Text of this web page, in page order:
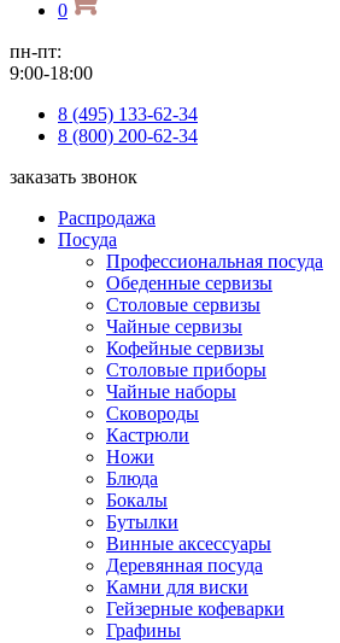
0
пн-пт:
9:00-18:00
8 (495) 133-62-34
8 (800) 200-62-34
заказать звонок
Распродажа
Посуда
Профессиональная посуда
Обеденные сервизы
Столовые сервизы
Чайные сервизы
Кофейные сервизы
Столовые приборы
Чайные наборы
Сковороды
Кастрюли
Ножи
Блюда
Бокалы
Бутылки
Винные аксессуары
Деревянная посуда
Камни для виски
Гейзерные кофеварки
Графины